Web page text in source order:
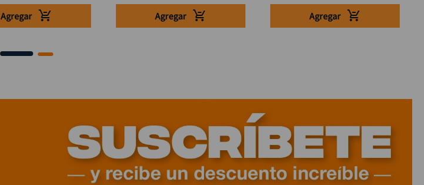
Agregar Agregar Agregar